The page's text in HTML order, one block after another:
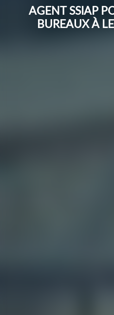
AGENT SSIAP
BUREAUX À